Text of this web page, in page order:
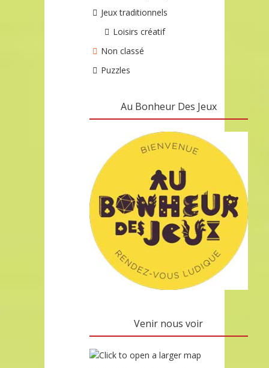
Jeux traditionnels
Loisirs créatif
Non classé
Puzzles
Au Bonheur Des Jeux
Venir nous voir